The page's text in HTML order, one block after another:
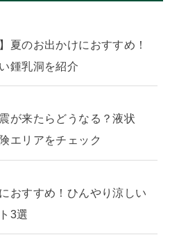
夏のお出かけにおすすめ！
鍾乳洞を紹介
が来たらどうなる？液状
エリアをチェック
おすすめ！ひんやり涼しい
3選